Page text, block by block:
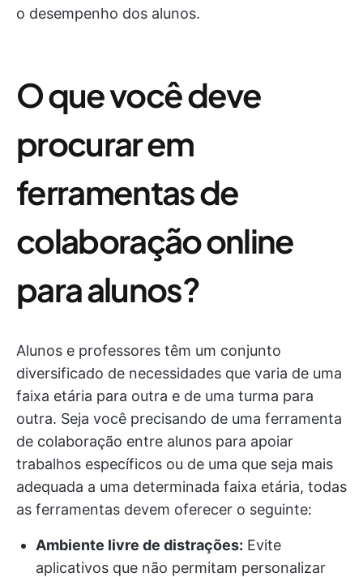
o desempenho dos alunos.
O que você deve
procurar em
ferramentas de
colaboração online
para alunos?
Alunos e professores têm um conjunto
diversificado de necessidades que varia de uma
faixa etária para outra e de uma turma para
outra. Seja você precisando de uma ferramenta
de colaboração entre alunos para apoiar
trabalhos específicos ou de uma que seja mais
adequada a uma determinada faixa etária, todas
as ferramentas devem oferecer o seguinte:
Ambiente livre de distrações: Evite
aplicativos que não permitam personalizar